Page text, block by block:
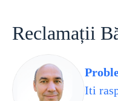
conținutReclamații
Iti